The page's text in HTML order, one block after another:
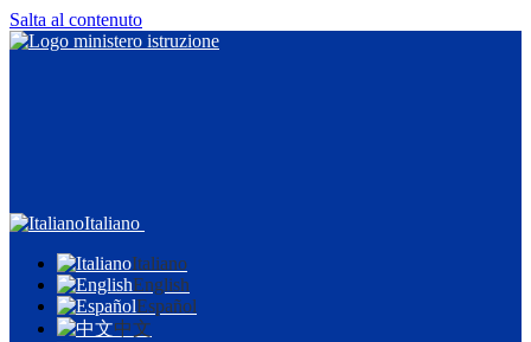
Salta al contenuto
Italiano
Italiano
English
Español
中文